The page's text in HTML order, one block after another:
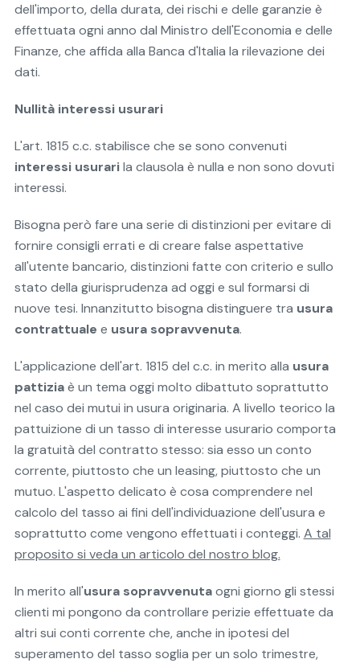
dell'importo, della durata, dei rischi e delle garanzie è
effettuata ogni anno dal Ministro dell'Economia e delle
Finanze, che affida alla Banca d'Italia la rilevazione dei
dati.
Nullità interessi usurari
L'art. 1815 c.c. stabilisce che se sono convenuti
interessi usurarila clausola è nulla e non sono dovuti
interessi.
Bisogna però fare una serie di distinzioni per evitare di
fornire consigli errati e di creare false aspettative
all'utente bancario, distinzioni fatte con criterio e sullo
stato della giurisprudenza ad oggi e sul formarsi di
nuove tesi. Innanzitutto bisogna distinguere tra usura
contrattuale e usura sopravvenuta.
L'applicazione dell'art. 1815 del c.c. in merito alla usura
pattiziaè un tema oggi molto dibattuto soprattutto
nel caso dei mutui in usura originaria. A livello teorico la
pattuizione di un tasso di interesse usurario comporta
la gratuità del contratto stesso: sia esso un conto
corrente, piuttosto che un leasing, piuttosto che un
mutuo. L'aspetto delicato è cosa comprendere nel
calcolo del tasso ai fini dell'individuazione dell'usura e
soprattutto come vengono effettuati i conteggi. A tal
proposito si veda un articolo del nostro blog.
In merito all'usura sopravvenutaogni giorno gli stessi
clienti mi pongono da controllare perizie effettuate da
altri sui conti corrente che, anche in ipotesi del
superamento del tasso soglia per un solo trimestre,